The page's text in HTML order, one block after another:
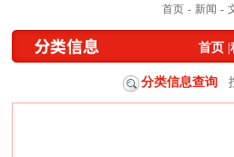
首页 - 新闻 -
首页
分类信息查询